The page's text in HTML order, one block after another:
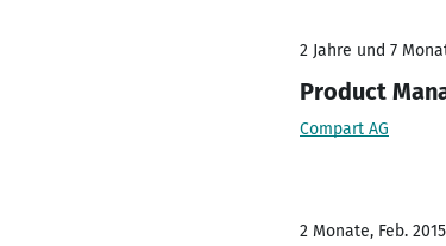
2 Jahre und 7
Product
Compart AG
2 Monate, Feb.